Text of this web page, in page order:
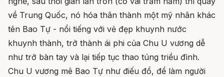
về Trung Quốc, nó hóa thân thành một mỹ nhân khác
tên Bao Tự - nổi tiếng với vẻ đẹp khuynh nước
khuynh thành, trở thành ái phi của Chu U vương dễ
như trở bàn tay và lại tiếp tục thao túng triều đình.
Chu U vương mê Bao Tự như điếu đổ, để làm người